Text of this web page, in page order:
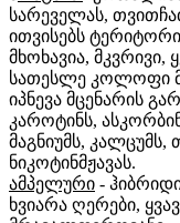
სარეველას,
ითვისებს
მხოხავია,
სათესლე კოლოფი
იპნევა მცენარის
კაროტინს,
მაგნიუმს, კალცუმს,
ნიკოტინმჟავას.
ამპელური -
ხვიარა ღერები,